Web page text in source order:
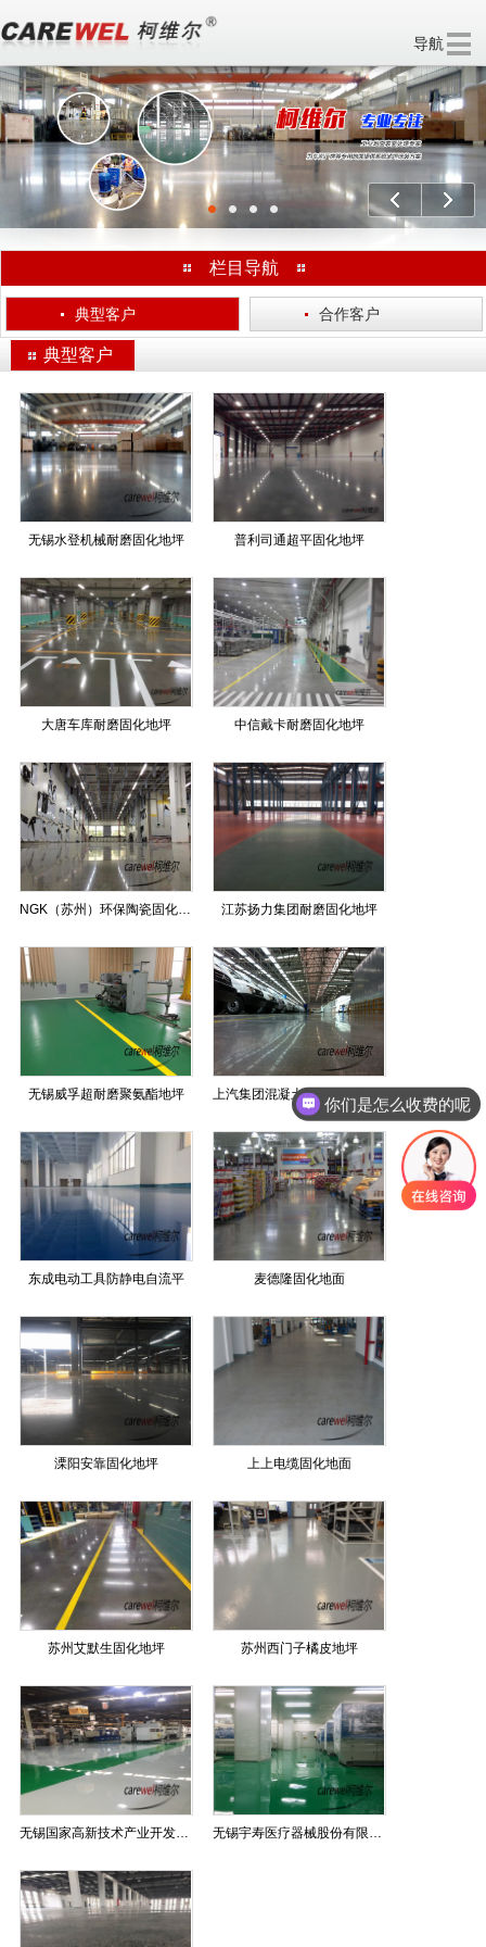
导航
欢迎访问 无锡柯维尔涂装工程有限公司 官方网站！ 分享：
栏目导航
·
典型客户 ·
合作客户
典型客户
无锡水登机械耐磨固化地坪 普利司通超平固化地坪
大唐车库耐磨固化地坪 中信戴卡耐磨固化地坪
NGK（苏州）环保陶瓷固化地坪 江苏扬力集团耐磨固化地坪
无锡威孚超耐磨聚氨酯地坪 上汽集团混凝土密封固化剂地坪
东成电动工具防静电自流平 麦德隆固化地面
溧阳安靠固化地坪 上上电缆固化地面
苏州艾默生固化地坪 苏州西门子橘皮地坪
无锡国家高新技术产业开发区环氧地坪 无锡宇寿医疗器械股份有限公司环氧地坪
你们是怎么收费的呢